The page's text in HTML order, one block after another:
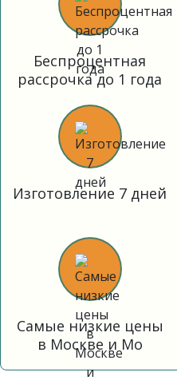
Беспроцентная
рассрочка до 1 года
Изготовление 7 дней
Самые низкие цены
в Москве и Мо